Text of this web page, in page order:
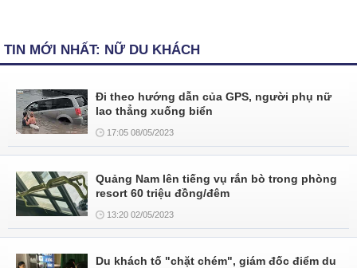
TIN MỚI NHẤT: NỮ DU KHÁCH
Đi theo hướng dẫn của GPS, người phụ nữ
lao thẳng xuống biển
17:05 08/05/2023
Quảng Nam lên tiếng vụ rắn bò trong phòng
resort 60 triệu đồng/đêm
13:20 02/05/2023
Du khách tố "chặt chém", giám đốc điểm du